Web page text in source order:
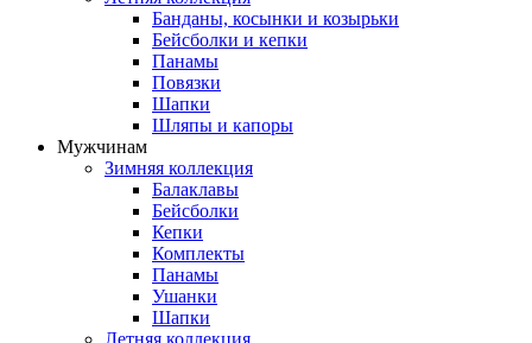
Банданы, косынки и козырьки
Бейсболки и кепки
Панамы
Повязки
Шапки
Шляпы и капоры
Мужчинам
Зимняя коллекция
Балаклавы
Бейсболки
Кепки
Комплекты
Панамы
Ушанки
Шапки
Летняя коллекция